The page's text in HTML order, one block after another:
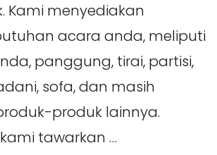
Kami menyediakan
acara anda, meliputi
panggung, tirai, partisi,
sofa, dan masih
produk lainnya.
tawarkan …